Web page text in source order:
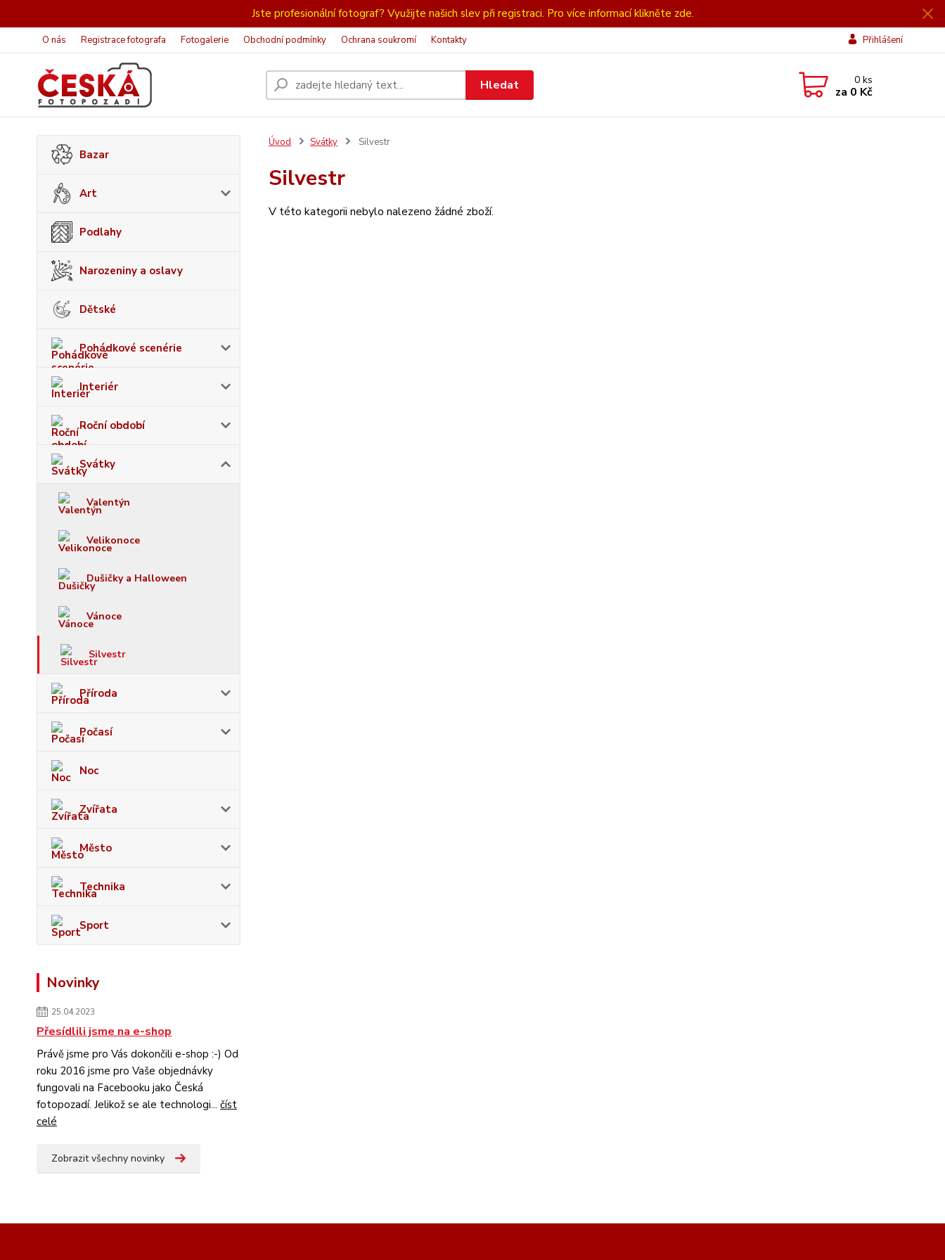
Jste profesionální fotograf? Využijte našich slev při registraci. Pro více informací klikněte zde.
O nás Registrace fotografa Fotogalerie Obchodní podmínky Ochrana soukromí Kontakty Přihlášení
Hledat 0ks
za 0 Kč
Bazar
Art
Podlahy
Narozeniny a oslavy
Dětské
Pohádkové scenérie
Interiér
Roční období
Svátky
Valentýn
Velikonoce
Dušičky a Halloween
Vánoce
Silvestr
Příroda
Počasí
Noc
Zvířata
Město
Technika
Sport
Novinky
25.04.2023
Přesídlili jsme na e-shop
Právě jsme pro Vás dokončili e-shop :-) Od
roku 2016 jsme pro Vaše objednávky
fungovali na Facebooku jako Česká
fotopozadí. Jelikož se ale technologi... číst
celé
Zobrazit všechny novinky
Úvod Svátky Silvestr
Silvestr
V této kategorii nebylo nalezeno žádné zboží.